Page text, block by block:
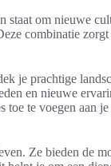
om nieuwe
combinatie
je prachtige
en nieuwe
te voegen aan
Ze bieden de